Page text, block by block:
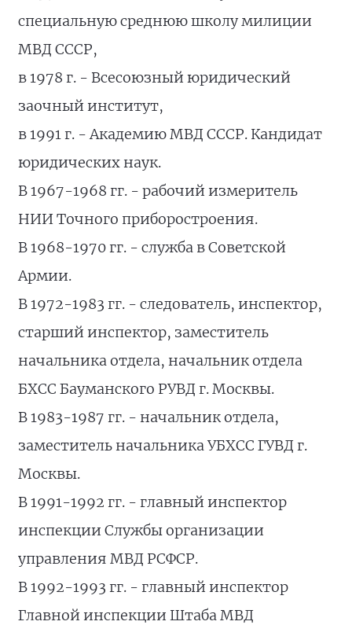
специальную среднюю школу милиции
МВД СССР,
в 1978 г. - Всесоюзный юридический
заочный институт,
в 1991 г. - Академию МВД СССР. Кандидат
юридических наук.
В 1967-1968 гг. - рабочий измеритель
НИИ Точного приборостроения.
В 1968-1970 гг. - служба в Советской
Армии.
В 1972-1983 гг. - следователь, инспектор,
старший инспектор, заместитель
начальника отдела, начальник отдела
БХСС Бауманского РУВД г. Москвы.
В 1983-1987 гг. - начальник отдела,
заместитель начальника УБХСС ГУВД г.
Москвы.
В 1991-1992 гг. - главный инспектор
инспекции Службы организации
управления МВД РСФСР.
В 1992-1993 гг. - главный инспектор
Главной инспекции Штаба МВД